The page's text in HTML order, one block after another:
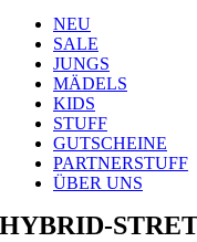
NEU
SALE
JUNGS
MÄDELS
KIDS
STUFF
GUTSCHEINE
PARTNERSTUFF
ÜBER UNS
HYBRID-